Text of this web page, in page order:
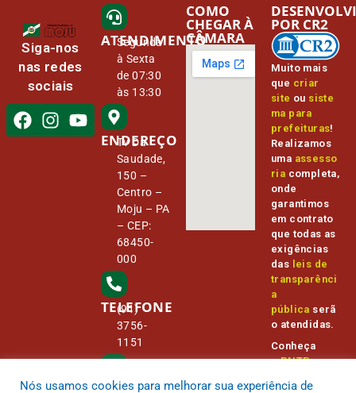
Siga-nos
nas redes
sociais
ATENDIMENTO
Segunda
à Sexta
de 07:30
às 13:30
ENDEREÇO
Tv Da
Saudade,
150 –
Centro –
Moju – PA
– CEP:
68450-
000
TELEFONE
(91)
3756-
1151
COMO
CHEGAR À
CÂMARA
Muito mais
que criar
site ou siste
ma para
prefeituras!
Realizamos
uma assesso
ria completa,
onde
garantimos
em contrato
que todas as
exigências
das leis de
transparênci
a
pública serã
o atendidas.
Conheça
oPNTPe
POR CR2
Nós usamos cookies para melhorar sua experiência de